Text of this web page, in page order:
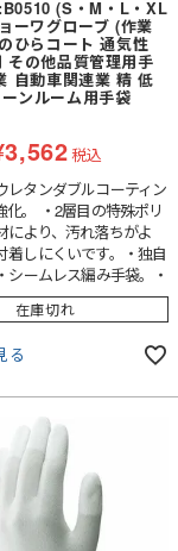
(S・M・L・XL
ーワグローブ (作業
ひらコート 通気性
その他品質管理用手
自動車関連業 精 低
ンルーム用手袋
3,562税込
レタンダブルコーティン
化。 ・2層目の特殊ポリ
により、汚れ落ちがよ
着しにくいです。・独自
シームレス編み手袋。・
ク加工で裾ほつれ防止。
在庫切れ
る